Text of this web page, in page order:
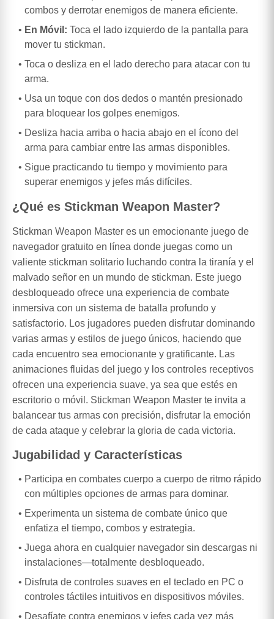
combos y derrotar enemigos de manera eficiente.
En Móvil: Toca el lado izquierdo de la pantalla para
mover tu stickman.
Toca o desliza en el lado derecho para atacar con tu
arma.
Usa un toque con dos dedos o mantén presionado
para bloquear los golpes enemigos.
Desliza hacia arriba o hacia abajo en el ícono del
arma para cambiar entre las armas disponibles.
Sigue practicando tu tiempo y movimiento para
superar enemigos y jefes más difíciles.
¿Qué es Stickman Weapon Master?
Stickman Weapon Master es un emocionante juego de
navegador gratuito en línea donde juegas como un
valiente stickman solitario luchando contra la tiranía y el
malvado señor en un mundo de stickman. Este juego
desbloqueado ofrece una experiencia de combate
inmersiva con un sistema de batalla profundo y
satisfactorio. Los jugadores pueden disfrutar dominando
varias armas y estilos de juego únicos, haciendo que
cada encuentro sea emocionante y gratificante. Las
animaciones fluidas del juego y los controles receptivos
ofrecen una experiencia suave, ya sea que estés en
escritorio o móvil. Stickman Weapon Master te invita a
balancear tus armas con precisión, disfrutar la emoción
de cada ataque y celebrar la gloria de cada victoria.
Jugabilidad y Características
Participa en combates cuerpo a cuerpo de ritmo rápido
con múltiples opciones de armas para dominar.
Experimenta un sistema de combate único que
enfatiza el tiempo, combos y estrategia.
Juega ahora en cualquier navegador sin descargas ni
instalaciones—totalmente desbloqueado.
Disfruta de controles suaves en el teclado en PC o
controles táctiles intuitivos en dispositivos móviles.
Desafíate contra enemigos y jefes cada vez más